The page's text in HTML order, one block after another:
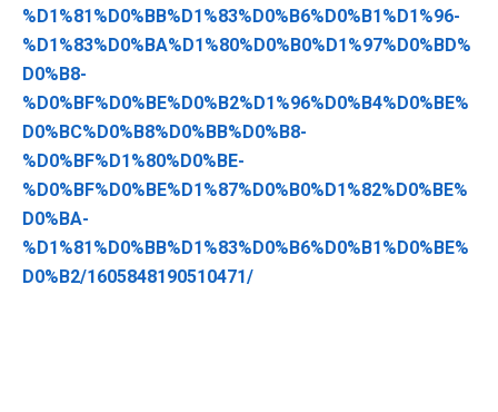
%D1%81%D0%BB%D1%83%D0%B6%D0%B1%D1%96-
%D1%83%D0%BA%D1%80%D0%B0%D1%97%D0%BD%
D0%B8-
%D0%BF%D0%BE%D0%B2%D1%96%D0%B4%D0%BE%
D0%BC%D0%B8%D0%BB%D0%B8-
%D0%BF%D1%80%D0%BE-
%D0%BF%D0%BE%D1%87%D0%B0%D1%82%D0%BE%
D0%BA-
%D1%81%D0%BB%D1%83%D0%B6%D0%B1%D0%BE%
D0%B2/1605848190510471/